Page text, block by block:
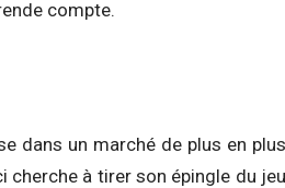
compte.
dans un marché de plus en plus
cherche à tirer son épingle du jeu